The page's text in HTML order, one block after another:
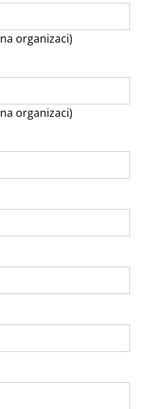
organizaci)
organizaci)